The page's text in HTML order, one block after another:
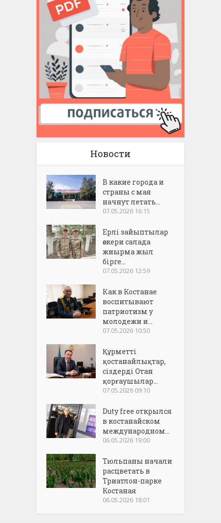
Новости
В какие города и
страны с мая
начнут летать...
07.05.2026 16:15
Ерлі зайыптылар
әскери салада
жиырма жыл
бірге...
07.05.2026 12:59
Как в Костанае
воспитывают
патриотизм у
молодежи и...
07.05.2026 10:50
Құрметті
қостанайлықтар,
сіздерді Отан
қорғаушылар...
07.05.2026 09:10
Duty free открылся
в костанайском
международном...
06.05.2026 19:00
Тюльпаны начали
расцветать в
Триатлон-парке
Костаная
06.05.2026 18:01